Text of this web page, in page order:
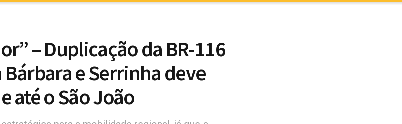
– Duplicação da BR-116
e Serrinha deve
até o São João